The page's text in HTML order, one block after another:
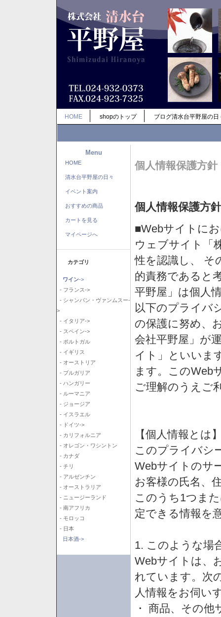
HOME shopのトップ ブログ清水台平野屋の日
Menu
HOME
清水台平野屋の日々
イベント案内
おすすめの商品
カートを見る
マイページへ
カテゴリ
ワイン->
- フランス->
- シャンパン・ヴァンムスー-
>
- イタリア->
- スペイン->
- ポルトガル
- イギリス
- オーストリア
- ブルガリア
- ハンガリー
- ルーマニア
- ジョージア
- イスラエル
- ドイツ->
- カリフォルニア
- オレゴン・ワシントン
- カナダ
- チリ
- アルゼンチン
- オーストラリア
- ニュージーランド
- 南アフリカ
- モロッコ
- 日本
日本酒->
個人情報保護方針
個人情報保護方針
■Webサイトに
ウェブサイト「
性を認識し、 そ
的責務であると
平野屋」は個人
以下のプライバ
の保護に努め、
会社平野屋」が
イト」といいま
ます。このWeb
ご理解のうえご
【個人情報とは
このプライバシ
Webサイトのサ
お客様の氏名、
このうち1つま
定できる情報を
1. このような場
Webサイトは、
れています。次
人情報をお伺い
・ 商品、その